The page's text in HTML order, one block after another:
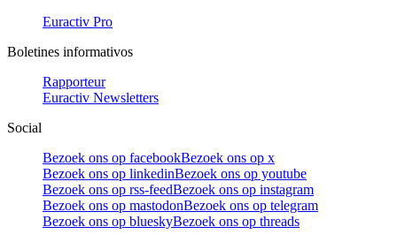
Euractiv Pro
Boletines informativos
Rapporteur
Euractiv Newsletters
Social
Bezoek ons op facebookBezoek ons op x
Bezoek ons op linkedinBezoek ons op youtube
Bezoek ons op rss-feedBezoek ons op instagram
Bezoek ons op mastodonBezoek ons op telegram
Bezoek ons op blueskyBezoek ons op threads